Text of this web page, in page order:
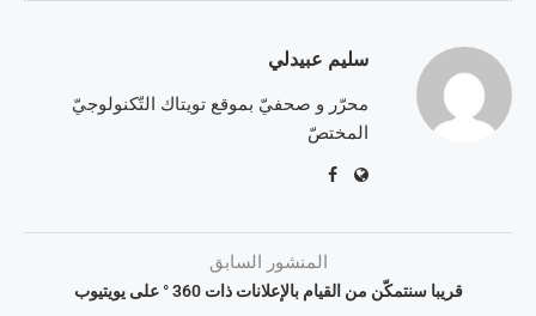
سليم عبيدلي
محرّر و صحفيّ بموقع تويتاك التّكنولوجيّ
المختصّ
المنشور السابق
قريبا سنتمكّن من القيام بالإعلانات ذات 360 ° على يويتيوب